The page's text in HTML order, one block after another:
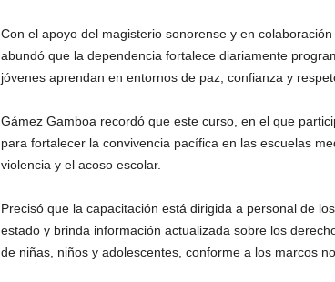
Con el apoyo del magisterio sonorense y en
abundó que la dependencia fortalece diariamente
jóvenes aprendan en entornos de paz, confianza y
Gámez Gamboa recordó que este curso, en el que
para fortalecer la convivencia pacífica en las escuelas
violencia y el acoso escolar.
Precisó que la capacitación está dirigida a personal de
estado y brinda información actualizada sobre los
de niñas, niños y adolescentes, conforme a los marcos